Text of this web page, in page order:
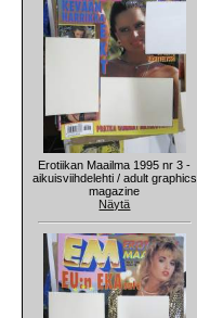
Erotiikan Maailma 1995 nr 3 -
aikuisviihdelehti / adult graphics
magazine
Näytä